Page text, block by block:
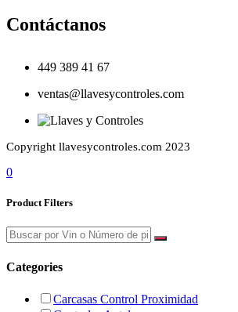
Contáctanos
449 389 41 67
ventas@llavesycontroles.com
Copyright llavesycontroles.com 2023
0
Product Filters
Categories
Carcasas Control Proximidad